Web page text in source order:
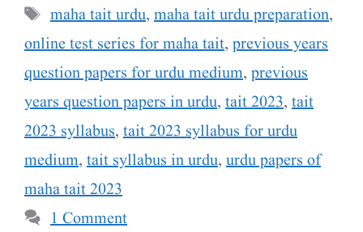
Tags
maha tait urdu, maha tait urdu preparation,
online test series for maha tait, previous years
question papers for urdu medium, previous
years question papers in urdu, tait 2023, tait
2023 syllabus, tait 2023 syllabus for urdu
medium, tait syllabus in urdu, urdu papers of
maha tait 2023
1 Comment